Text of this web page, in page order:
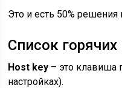
Это и есть 50%
Список
Host key – это клавиша
настройках).